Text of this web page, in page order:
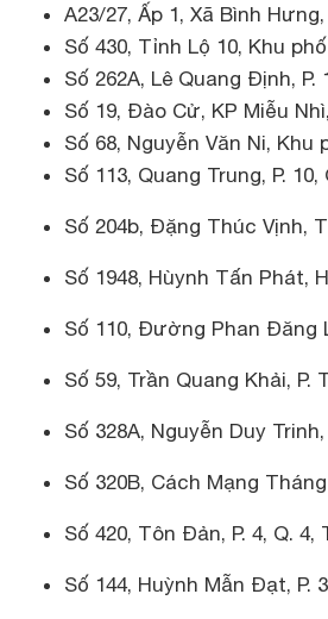
A23/27, Ấp 1, Xã Bình
Số 430, Tỉnh Lộ 10, Khu
Số 262A, Lê Quang Định,
Số 19, Đào Cử, KP Miễu
Số 68, Nguyễn Văn Ni, Khu
Số 113, Quang Trung, P.
Số 204b, Đặng Thúc Vịnh,
Số 1948, Hùynh Tấn Phát,
Số 110, Đường Phan Đăng
Số 59, Trần Quang Khải, P.
Số 328A, Nguyễn Duy
Số 320B, Cách Mạng
Số 420, Tôn Đản, P. 4, Q. 4,
Số 144, Huỳnh Mẫn Đạt, P.